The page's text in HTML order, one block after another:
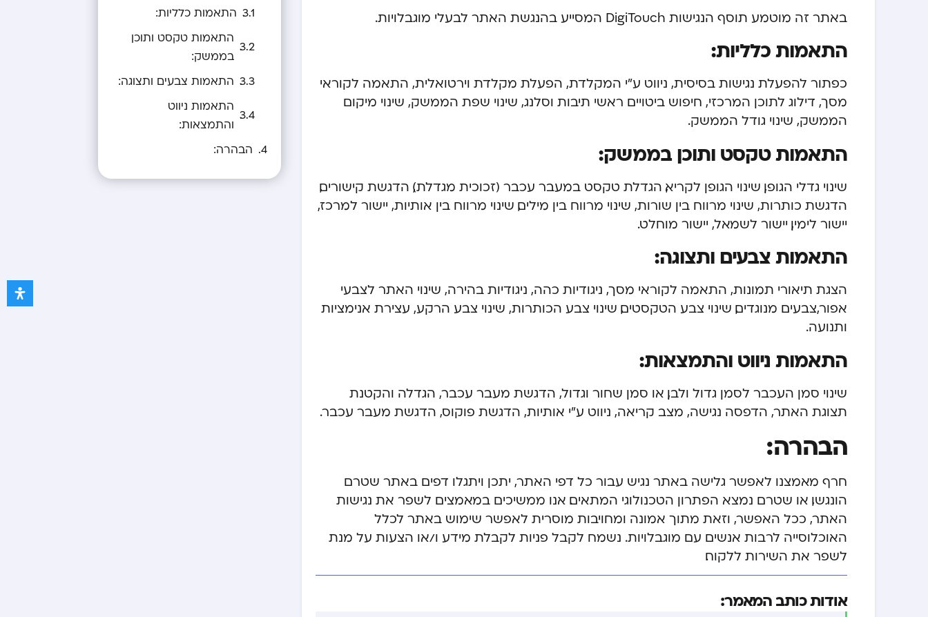
באתר זה מוטמע תוסף הנגישות DigiTouch המסייע בהנגשת האתר לבעלי מוגבלויות.
התאמות כלליות:
כפתור להפעלת נגישות בסיסית, ניווט ע”י המקלדת, הפעלת מקלדת וירטואלית, התאמה לקוראי
מסך, דילוג לתוכן המרכזי, חיפוש ביטויים ראשי תיבות וסלנג, שינוי שפת הממשק, שינוי מיקום
הממשק, שינוי גודל הממשק.
התאמות טקסט ותוכן בממשק:
שינוי גדלי הגופן, שינוי הגופן לקריא, הגדלת טקסט במעבר עכבר (זכוכית מגדלת), הדגשת קישורים,
הדגשת כותרות, שינוי מרווח בין שורות, שינוי מרווח בין מילים, שינוי מרווח בין אותיות, יישור למרכז,
יישור לימין, יישור לשמאל, יישור מוחלט.
התאמות צבעים ותצוגה:
הצגת תיאורי תמונות, התאמה לקוראי מסך, ניגודיות כהה, ניגודיות בהירה, שינוי האתר לצבעי
אפור,צבעים מנוגדים, שינוי צבע הטקסטים, שינוי צבע הכותרות, שינוי צבע הרקע, עצירת אנימציות
ותנועה.
התאמות ניווט והתמצאות:
שינוי סמן העכבר לסמן גדול ולבן, או סמן שחור וגדול, הדגשת מעבר עכבר, הגדלה והקטנת
תצוגת האתר, הדפסה נגישה, מצב קריאה, ניווט ע”י אותיות, הדגשת פוקוס, הדגשת מעבר עכבר.
הבהרה:
חרף מאמצנו לאפשר גלישה באתר נגיש עבור כל דפי האתר, יתכן ויתגלו דפים באתר שטרם
הונגשו, או שטרם נמצא הפתרון הטכנולוגי המתאים. אנו ממשיכים במאמצים לשפר את נגישות
האתר, ככל האפשר, וזאת מתוך אמונה ומחויבות מוסרית לאפשר שימוש באתר לכלל
האוכלוסייה לרבות אנשים עם מוגבלויות. נשמח לקבל פניות לקבלת מידע ו/או הצעות על מנת
לשפר את השירות ללקוח.
אודות כותב המאמר:
התאמות כלליות:
התאמות טקסט ותוכן
בממשק:
התאמות צבעים ותצוגה:
התאמות ניווט
והתמצאות:
הבהרה: